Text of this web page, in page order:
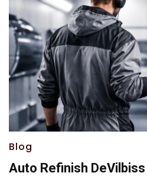
Blog
Auto Refinish